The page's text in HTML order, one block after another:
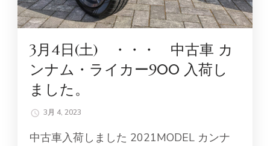
3月4日(土) ・・・ 中古車 カ
ンナム・ライカー900 入荷し
ました。
3月 4, 2023
中古車入荷しました 2021MODEL カンナ